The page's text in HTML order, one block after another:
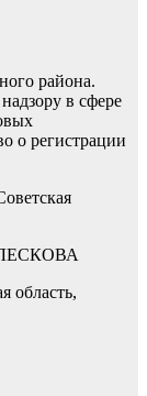
района.
в сфере
о регистрации
ЛЕСКОВА